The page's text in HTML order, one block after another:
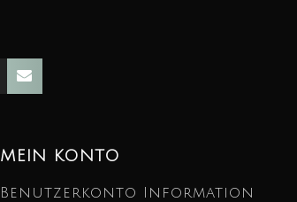
MEIN KONTO
Benutzerkonto Information